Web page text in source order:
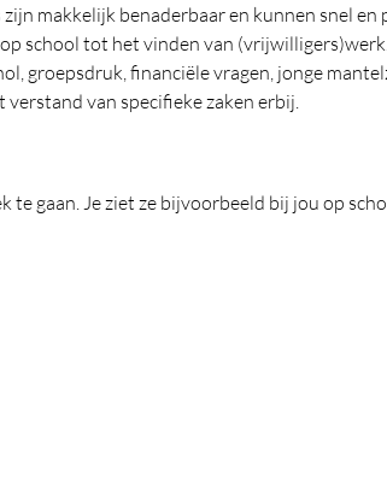
makkelijk benaderbaar en kunnen snel en
school tot het vinden van
groepsdruk, financiële vragen, jonge
van specifieke zaken erbij.
gaan. Je ziet ze bijvoorbeeld bij jou op